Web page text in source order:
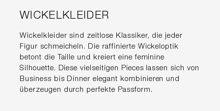
WICKELKLEIDER
Wickelkleider sind zeitlose Klassiker, die jeder
Figur schmeicheln. Die raffinierte Wickeloptik
betont die Taille und kreiert eine feminine
Silhouette. Diese vielseitigen Pieces lassen sich von
Business bis Dinner elegant kombinieren und
überzeugen durch perfekte Passform.